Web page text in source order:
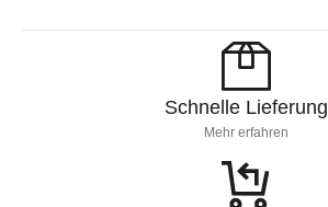
Schnelle Lieferung
Mehr erfahren